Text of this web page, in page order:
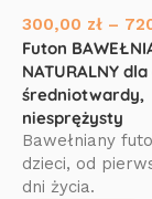
300,00 zł –
Futon
NATURALNY
średniotwardy,
niesprężysty
Bawełniany
dzieci, od
dni życia.